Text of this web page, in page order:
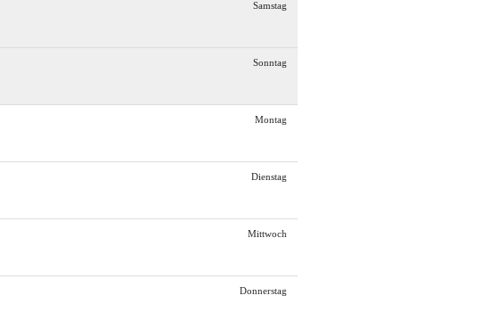
Samstag
Sonntag
Montag
Dienstag
Mittwoch
Donnerstag